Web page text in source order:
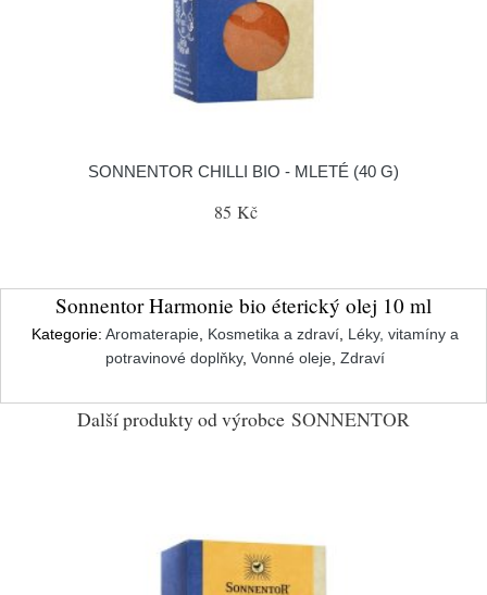
SONNENTOR CHILLI BIO - MLETÉ (40 G)
85 Kč
Sonnentor Harmonie bio éterický olej 10 ml
Kategorie: Aromaterapie, Kosmetika a zdraví, Léky, vitamíny a
potravinové doplňky, Vonné oleje, Zdraví
Další produkty od výrobce SONNENTOR